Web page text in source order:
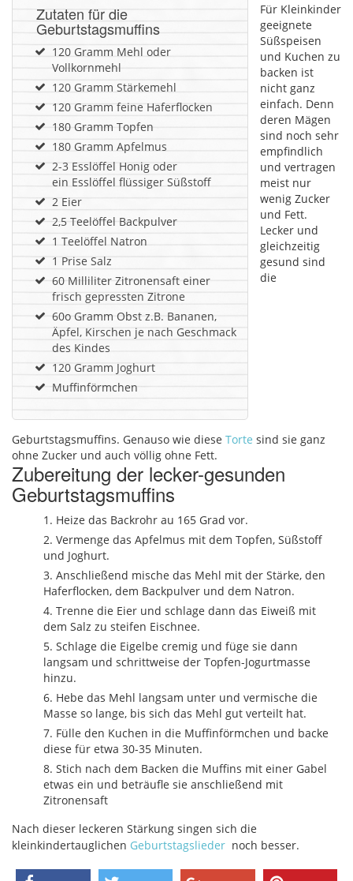
Zutaten für die
Geburtstagsmuffins
120 Gramm Mehl oder
Vollkornmehl
120 Gramm Stärkemehl
120 Gramm feine Haferflocken
180 Gramm Topfen
180 Gramm Apfelmus
2-3 Esslöffel Honig oder
ein Esslöffel flüssiger Süßstoff
2 Eier
2,5 Teelöffel Backpulver
1 Teelöffel Natron
1 Prise Salz
60 Milliliter Zitronensaft einer
frisch gepressten Zitrone
60o Gramm Obst z.B. Bananen,
Äpfel, Kirschen je nach Geschmack
des Kindes
120 Gramm Joghurt
Muffinförmchen
Für Kleinkinder
geeignete
Süßspeisen
und Kuchen zu
backen ist
nicht ganz
einfach. Denn
deren Mägen
sind noch sehr
empfindlich
und vertragen
meist nur
wenig Zucker
und Fett.
Lecker und
gleichzeitig
gesund sind
die
Geburtstagsmuffins. Genauso wie diese Torte sind sie ganz
ohne Zucker und auch völlig ohne Fett.
Zubereitung der lecker-gesunden
Geburtstagsmuffins
Heize das Backrohr au 165 Grad vor.
Vermenge das Apfelmus mit dem Topfen, Süßstoff
und Joghurt.
Anschließend mische das Mehl mit der Stärke, den
Haferflocken, dem Backpulver und dem Natron.
Trenne die Eier und schlage dann das Eiweiß mit
dem Salz zu steifen Eischnee.
Schlage die Eigelbe cremig und füge sie dann
langsam und schrittweise der Topfen-Jogurtmasse
hinzu.
Hebe das Mehl langsam unter und vermische die
Masse so lange, bis sich das Mehl gut verteilt hat.
Fülle den Kuchen in die Muffinförmchen und backe
diese für etwa 30-35 Minuten.
Stich nach dem Backen die Muffins mit einer Gabel
etwas ein und beträufle sie anschließend mit
Zitronensaft
Nach dieser leckeren Stärkung singen sich die
kleinkindertauglichen Geburtstagslieder noch besser.